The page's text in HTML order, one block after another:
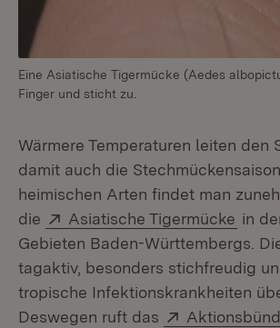
Eine Asiatische Tigermücke (Aedes
Finger und sticht zu.
Wärmere Temperaturen leiten den
damit auch die
heimischen Arten findet man
die
Extern:
Asiatische Tigermücke in
Gebieten Baden-Württembergs.
tagaktiv, besonders stichfreudig
tropische Infektionskrankheiten
Deswegen ruft das
Extern: